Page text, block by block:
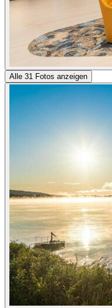
Alle 31 Fotos anzeigen